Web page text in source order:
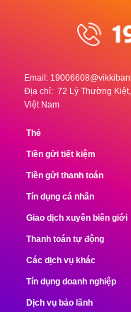
Email:
Địa chỉ: 72 Lý Thường
Việt Nam
Thẻ
Tiền gửi tiết kiệm
Tiền gửi thanh toán
Tín dụng cá nhân
Giao dịch xuyên biên giới
Thanh toán tự động
Các dịch vụ khác
Tín dụng doanh nghiệp
Dịch vụ bảo lãnh